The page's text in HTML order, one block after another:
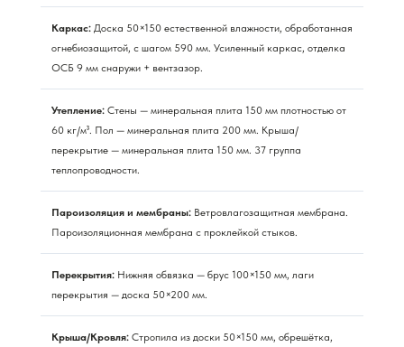
Каркас: Доска 50×150 естественной влажности, обработанная
огнебиозащитой, с шагом 590 мм. Усиленный каркас, отделка
ОСБ 9 мм снаружи + вентзазор.
Утепление: Стены — минеральная плита 150 мм плотностью от
60 кг/м³. Пол — минеральная плита 200 мм. Крыша/
перекрытие — минеральная плита 150 мм. 37 группа
теплопроводности.
Пароизоляция и мембраны: Ветровлагозащитная мембрана.
Пароизоляционная мембрана с проклейкой стыков.
Перекрытия: Нижняя обвязка — брус 100×150 мм, лаги
перекрытия — доска 50×200 мм.
Крыша/Кровля: Стропила из доски 50×150 мм, обрешётка,